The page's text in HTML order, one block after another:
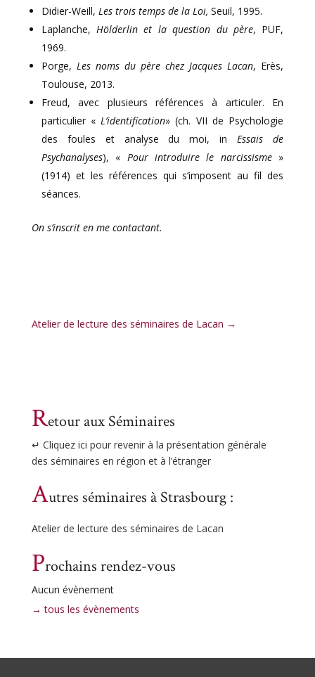
Didier-Weill, Les trois temps de la Loi, Seuil, 1995.
Laplanche,Hölderlin et la question du père, PUF,
1969.
Porge, Les noms du père chez Jacques Lacan, Erès,
Toulouse, 2013.
Freud, avec plusieurs références à articuler. En
particulier «L’identification» (ch. VII de Psychologie
des foules et analyse du moi, inEssais de
Psychanalyses), « Pour introduire le narcissisme »
(1914) et les références qui s’imposent au fil des
séances.
On s’inscrit en me contactant.
Atelier de lecture des séminaires de Lacan →
Retour aux Séminaires
↵ Cliquez ici pour revenir à la présentation générale
des séminaires en région et à l’étranger
Autres séminaires à Strasbourg :
Atelier de lecture des séminaires de Lacan
Prochains rendez-vous
Aucun évènement
→ tous les évènements